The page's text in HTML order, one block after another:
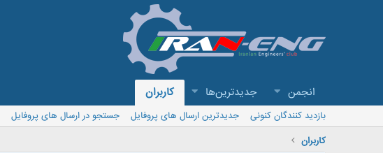
انجمن جدیدترین‌ها کاربران
بازدید کنندگان کنونی جدیدترین ارسال های پروفایل
جستجو در ارسال های پروفایل
کاربران